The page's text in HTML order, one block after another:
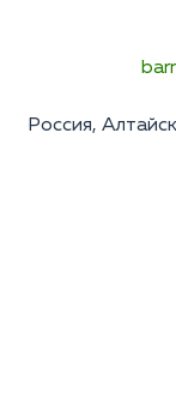
Россия,